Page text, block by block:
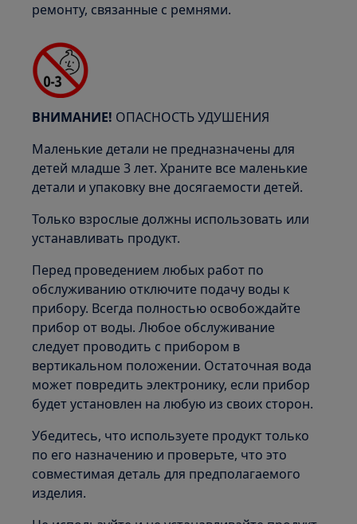
ремонту, связанные с ремнями.
ВНИМАНИЕ! ОПАСНОСТЬ УДУШЕНИЯ
Маленькие детали не предназначены для
детей младше 3 лет. Храните все маленькие
детали и упаковку вне досягаемости детей.
Только взрослые должны использовать или
устанавливать продукт.
Перед проведением любых работ по
обслуживанию отключите подачу воды к
прибору. Всегда полностью освобождайте
прибор от воды. Любое обслуживание
следует проводить с прибором в
вертикальном положении. Остаточная вода
может повредить электронику, если прибор
будет установлен на любую из своих сторон.
Убедитесь, что используете продукт только
по его назначению и проверьте, что это
совместимая деталь для предполагаемого
изделия.